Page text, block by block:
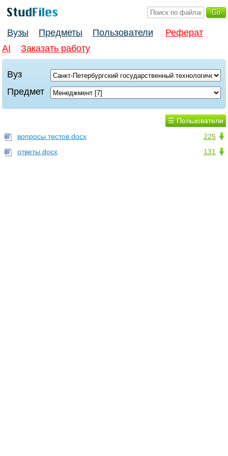
Вузы Предметы Пользователи
Реферат
AI
Заказать работу
Вуз
Предмет
☰ Пользователи
225
вопросы тестов.docx
131
ответы.docx